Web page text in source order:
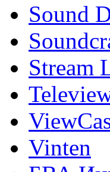
Sound
Stream
Vinten